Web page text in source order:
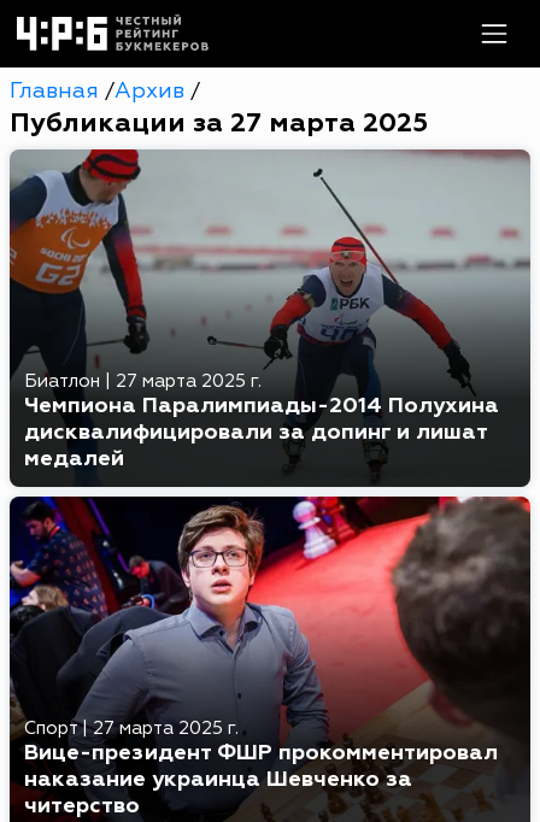
Главная /Архив /
Публикации за 27 марта 2025
Биатлон 27 марта 2025 г.
Чемпиона Паралимпиады-2014 Полухина
дисквалифицировали за допинг и лишат
медалей
Спорт|27 марта 2025 г.
Вице-президент ФШР прокомментировал
наказание украинца Шевченко за
читерство